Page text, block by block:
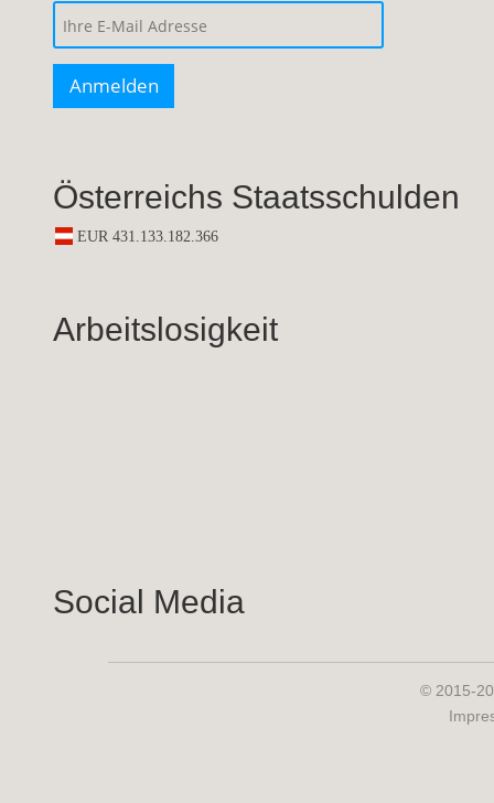
Österreichs Staatsschulden
Arbeitslosigkeit
Social Media
© 2015-